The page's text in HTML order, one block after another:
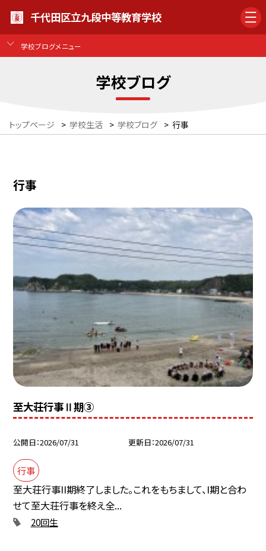
千代田区立九段中等教育学校
学校ブログメニュー
学校ブログ
トップページ > 学校生活 > 学校ブログ > 行事
行事
至大荘行事Ⅱ期③
公開日 2026/07/31 更新日 2026/07/31
行事
至大荘行事II期終了しました。これをもちまして、I期と合わ
せて至大荘行事を終え全...
20回生